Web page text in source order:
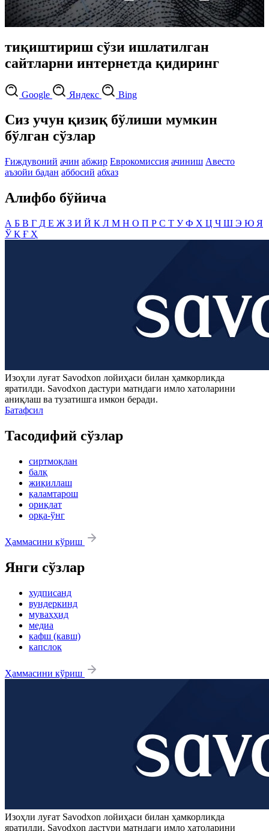
тиқиштириш сўзи ишлатилган
сайтларни интернетда қидиринг
Google Яндекс Bing
Сиз учун қизиқ бўлиши мумкин
бўлган сўзлар
Ғиждувоний ачин абжир Еврокомиссия ачиниш Авесто
аъзойи бадан аббосий абхаз
Алифбо бўйича
А Б В Г Д Е Ж З И Й К Л М Н О П Р С Т УФ Х Ц Ч Ш Э Ю Я
ЎҚ Ғ Ҳ
Изоҳли луғат Savodxon лойиҳаси билан ҳамкорликда
яратилди. Savodxon дастури матндаги имло хатоларини
аниқлаш ва тузатишга имкон беради.
Батафсил
Тасодифий сўзлар
сиртмоқлан
балқ
жиқиллаш
қаламтарош
ориқлат
орқа-ўнг
Ҳаммасини кўриш
Янги сўзлар
худписанд
вундеркинд
муваҳҳид
медиа
кафш (кавш)
капслок
Ҳаммасини кўриш
Изоҳли луғат Savodxon лойиҳаси билан ҳамкорликда
яратилди. Savodxon дастури матндаги имло хатоларини